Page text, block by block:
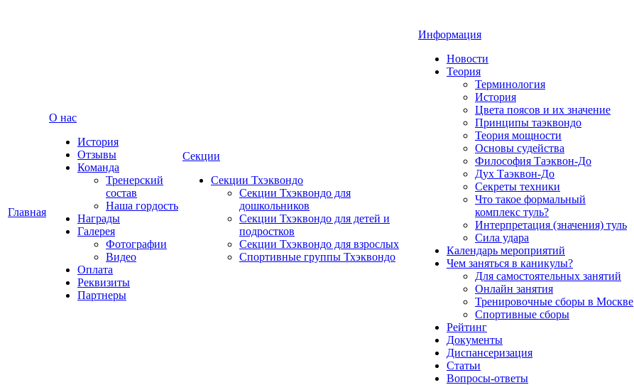
Главная
О нас
История
Отзывы
Команда
Тренерский
состав
Наша гордость
Награды
Галерея
Фотографии
Видео
Оплата
Реквизиты
Партнеры
Секции
Секции Тхэквондо
Секции Тхэквондо для
дошкольников
Секции Тхэквондо для детей и
подростков
Секции Тхэквондо для взрослых
Спортивные группы Тхэквондо
Информация
Новости
Теория
Терминология
История
Цвета поясов и их значение
Принципы таэквондо
Теория мощности
Основы судейства
Философия Таэквон-До
Дух Таэквон-До
Секреты техники
Что такое формальный
комплекс туль?
Интерпретация (значения) туль
Сила удара
Календарь мероприятий
Чем заняться в каникулы?
Для самостоятельных занятий
Онлайн занятия
Тренировочные сборы в Москве
Спортивные сборы
Рейтинг
Документы
Диспансеризация
Статьи
Вопросы-ответы